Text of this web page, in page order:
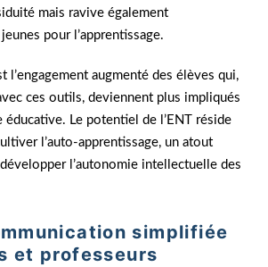
mais ravive également
pour l’apprentissage.
l’engagement augmenté des élèves qui,
ces outils, deviennent plus impliqués
Le potentiel de l’ENT réside
l’auto-apprentissage, un atout
l’autonomie intellectuelle des
simplifiée
et professeurs